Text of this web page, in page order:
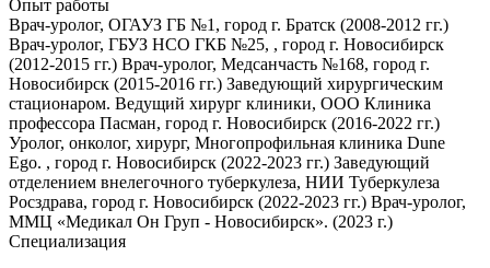
Опыт работы
Врач-уролог, ОГАУЗ ГБ №1, город г. Братск (2008-2012 гг.)
Врач-уролог, ГБУЗ НСО ГКБ №25, , город г. Новосибирск
(2012-2015 гг.) Врач-уролог, Медсанчасть №168, город г.
Новосибирск (2015-2016 гг.) Заведующий хирургическим
стационаром. Ведущий хирург клиники, ООО Клиника
профессора Пасман, город г. Новосибирск (2016-2022 гг.)
Уролог, онколог, хирург, Многопрофильная клиника Dune
Ego. , город г. Новосибирск (2022-2023 гг.) Заведующий
отделением внелегочного туберкулеза, НИИ Туберкулеза
Росздрава, город г. Новосибирск (2022-2023 гг.) Врач-уролог,
ММЦ «Медикал Он Груп - Новосибирск». (2023 г.)
Специализация